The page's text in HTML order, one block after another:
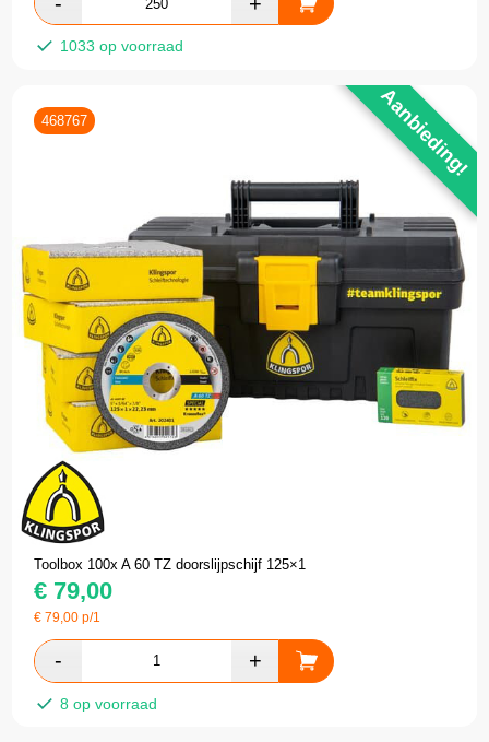
1033 op voorraad
468767 Aanbieding!
Toolbox 100x A 60 TZ doorslijpschijf 125×1
€ 79,00
€79,00 p/1
8 op voorraad